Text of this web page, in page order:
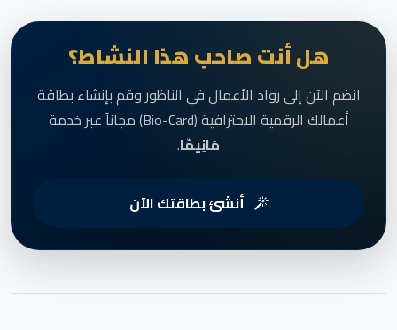
هل أنت صاحب هذا النشاط؟
انضم الآن إلى رواد الأعمال في الناظور وقم بإنشاء بطاقة
أعمالك الرقمية الاحترافية (Bio-Card) مجاناً عبر خدمة
مَانِيمَّا.
أنشئ بطاقتك الآن